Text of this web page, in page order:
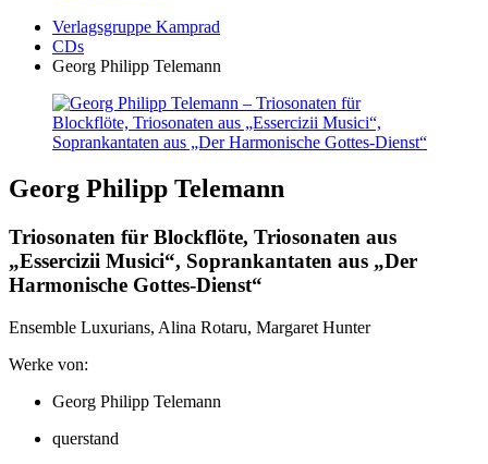
Verlagsgruppe Kamprad
CDs
Georg Philipp Telemann
Georg Philipp Telemann
Triosonaten für Blockflöte, Triosonaten aus
„Essercizii Musici“, Soprankantaten aus „Der
Harmonische Gottes-Dienst“
Ensemble Luxurians, Alina Rotaru, Margaret Hunter
Werke von:
Georg Philipp Telemann
querstand